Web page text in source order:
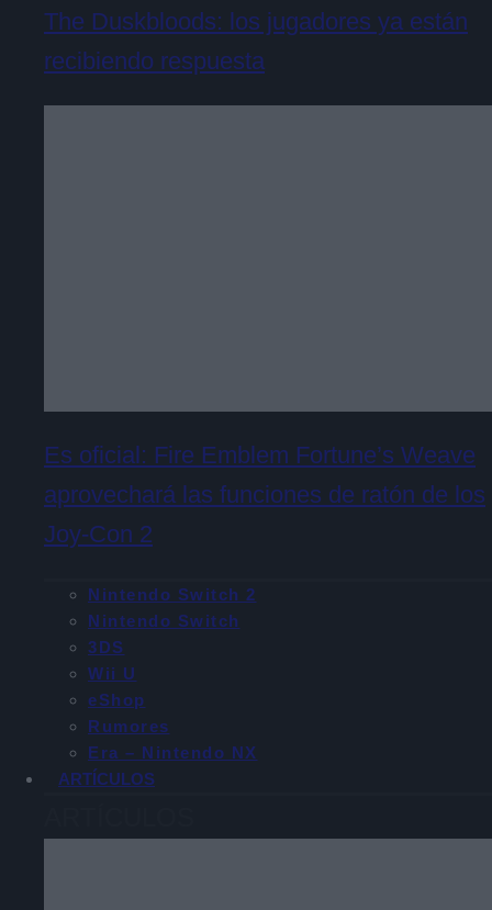
The Duskbloods: los jugadores ya están
recibiendo respuesta
Es oficial: Fire Emblem Fortune’s Weave
aprovechará las funciones de ratón de los
Joy-Con 2
Nintendo Switch 2
Nintendo Switch
3DS
Wii U
eShop
Rumores
Era – Nintendo NX
ARTÍCULOS